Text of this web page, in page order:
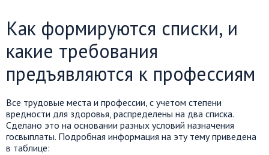
Как формируются списки, и
какие требования
предъявляются к профессиям
Все трудовые места и профессии, с учетом степени
вредности для здоровья, распределены на два списка.
Сделано это на основании разных условий назначения
госвыплаты. Подробная информация на эту тему приведена
в таблице: